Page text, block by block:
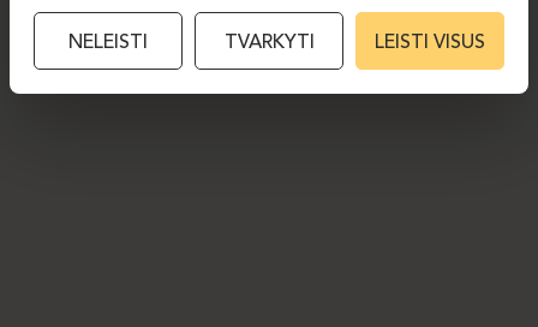
NELEISTI TVARKYTI LEISTI VISUS